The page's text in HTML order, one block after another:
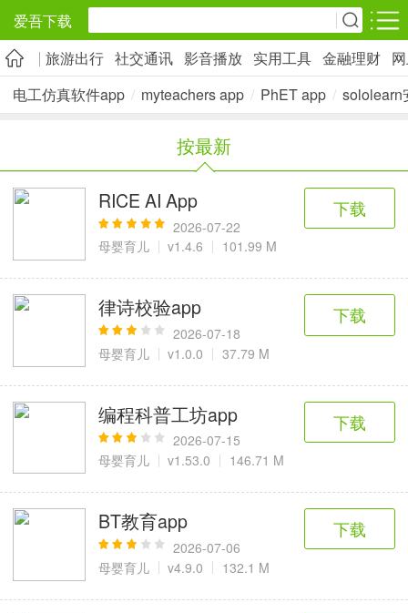
爱吾下载
安卓应用 安卓游戏
旅游出行
社交通讯
2千+款应用
影音播放
实用工具
2万+款应用
金融理财
2百+款应用
网上购物
资讯阅读
1万+款应用
学习办公
3万+款应用
生活服务
2万+款应用
医疗健康
6千+款应用
母婴育儿
2百+款应用
趣味娱乐
3千+款应用
图像拍照
9百+款应用
旅游出行 社交通讯 影音播放 实用工具 金融理财
电工仿真软件app / myteachers app / PhET app / sololearn
按最新
RICE AI App
2026-07-22
母婴育儿
v1.4.6 101.99 M
下载
律诗校验app
2026-07-18
母婴育儿
v1.0.0 37.79 M
下载
编程科普工坊app
2026-07-15
母婴育儿
v1.53.0 146.71 M
下载
BT教育app
2026-07-06
母婴育儿
v4.9.0 132.1 M
下载